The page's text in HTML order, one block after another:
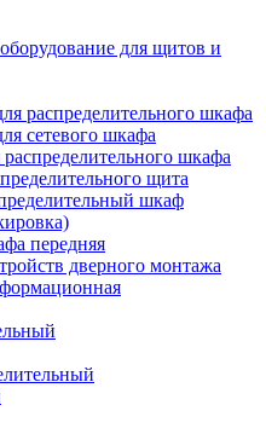
для щитов и
распределительного шкафа
сетевого шкафа
шкафа
щита
шкаф
передняя
дверного монтажа